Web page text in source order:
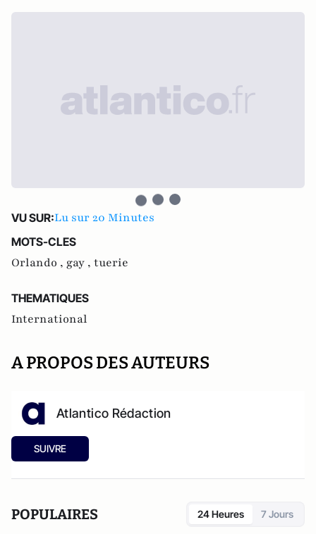
VU SUR:Lu sur 20 Minutes
MOTS-CLES
Orlando , gay , tuerie
THEMATIQUES
International
A PROPOS DES AUTEURS
Atlantico Rédaction
SUIVRE
POPULAIRES 24 Heures 7 Jours